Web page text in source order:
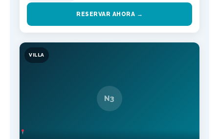
RESERVAR AHORA →
N3
VILLA